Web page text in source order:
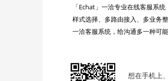
「Echat」一洽专业在线客服系
样式选择、多路由接入、多业务
一洽客服系统，给沟通多一种可
想在手机上